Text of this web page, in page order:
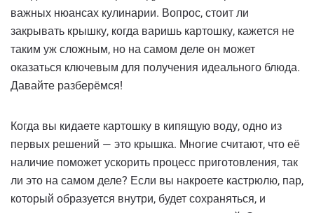
важных нюансах кулинарии. Вопрос, стоит ли
закрывать крышку, когда варишь картошку, кажется не
таким уж сложным, но на самом деле он может
оказаться ключевым для получения идеального блюда.
Давайте разберёмся!
Когда вы кидаете картошку в кипящую воду, одно из
первых решений — это крышка. Многие считают, что её
наличие поможет ускорить процесс приготовления, так
ли это на самом деле? Если вы накроете кастрюлю, пар,
который образуется внутри, будет сохраняться, и